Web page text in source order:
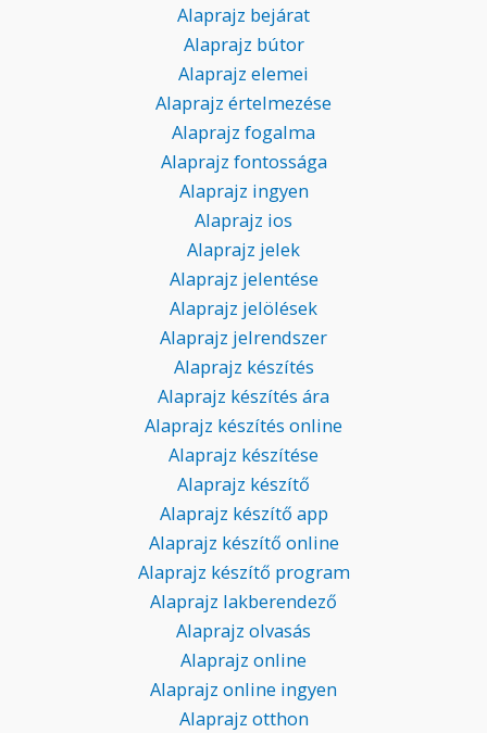
Alaprajz bejárat
Alaprajz bútor
Alaprajz elemei
Alaprajz értelmezése
Alaprajz fogalma
Alaprajz fontossága
Alaprajz ingyen
Alaprajz ios
Alaprajz jelek
Alaprajz jelentése
Alaprajz jelölések
Alaprajz jelrendszer
Alaprajz készítés
Alaprajz készítés ára
Alaprajz készítés online
Alaprajz készítése
Alaprajz készítő
Alaprajz készítő app
Alaprajz készítő online
Alaprajz készítő program
Alaprajz lakberendező
Alaprajz olvasás
Alaprajz online
Alaprajz online ingyen
Alaprajz otthon